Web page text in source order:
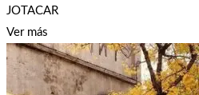
JOTACAR
Ver más